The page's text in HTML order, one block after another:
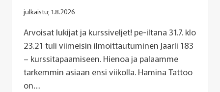
julkaistu; 1.8.2026
Arvoisat lukijat ja kurssiveljet! pe-iltana 31.7. klo
23.21 tuli viimeisin ilmoittautuminen Jaarli 183
– kurssitapaamiseen. Hienoa ja palaamme
tarkemmin asiaan ensi viikolla. Hamina Tattoo
on…